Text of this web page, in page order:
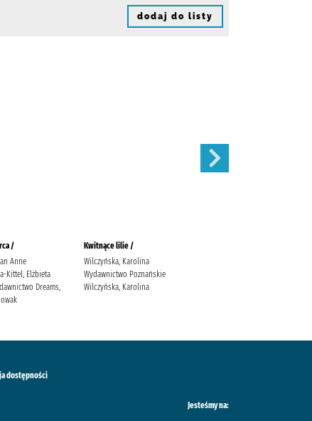
dodaj do listy
/
Anne
Kittel, Elżbieta
Dreams,
Kwitnące lilie /
Wilczyńska, Karolina
Wydawnictwo Poznańskie
Wilczyńska, Karolina
dostępności
Jesteśmy na: